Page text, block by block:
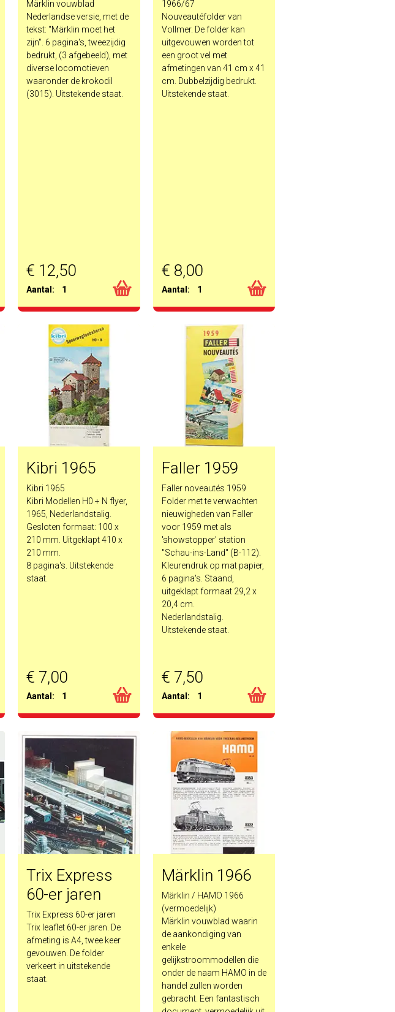
Märklin vouwblad
Nederlandse versie, met de
tekst: "Märklin moet het
zijn". 6 pagina's, tweezijdig
bedrukt, (3 afgebeeld), met
diverse locomotieven
waaronder de krokodil
(3015). Uitstekende staat.
€ 12,50
Aantal: 1
1966/67
Nouveautéfolder van
Vollmer. De folder kan
uitgevouwen worden tot
een groot vel met
afmetingen van 41 cm x 41
cm. Dubbelzijdig bedrukt.
Uitstekende staat.
€ 8,00
Aantal: 1
Kibri 1965
Kibri 1965
Kibri Modellen H0 + N flyer,
1965, Nederlandstalig.
Gesloten formaat: 100 x
210 mm. Uitgeklapt 410 x
210 mm.
8 pagina's. Uitstekende
staat.
€ 7,00
Aantal: 1
Faller 1959
Faller noveautés 1959
Folder met te verwachten
nieuwigheden van Faller
voor 1959 met als
'showstopper' station
"Schau-ins-Land" (B-112).
Kleurendruk op mat papier,
6 pagina's. Staand,
uitgeklapt formaat 29,2 x
20,4 cm.
Nederlandstalig.
Uitstekende staat.
€ 7,50
Aantal: 1
Trix Express
60-er jaren
Trix Express 60-er jaren
Trix leaflet 60-er jaren. De
afmeting is A4, twee keer
gevouwen. De folder
verkeert in uitstekende
staat.
Märklin 1966
Märklin / HAMO 1966
(vermoedelijk)
Märklin vouwblad waarin
de aankondiging van
enkele
gelijkstroommodellen die
onder de naam HAMO in de
handel zullen worden
gebracht. Een fantastisch